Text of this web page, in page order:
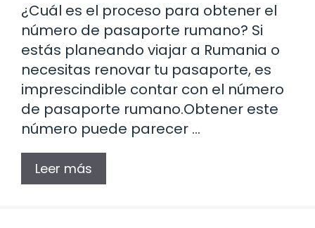
¿Cuál es el proceso para obtener el
número de pasaporte rumano? Si
estás planeando viajar a Rumania o
necesitas renovar tu pasaporte, es
imprescindible contar con el número
de pasaporte rumano.Obtener este
número puede parecer …
Leer más